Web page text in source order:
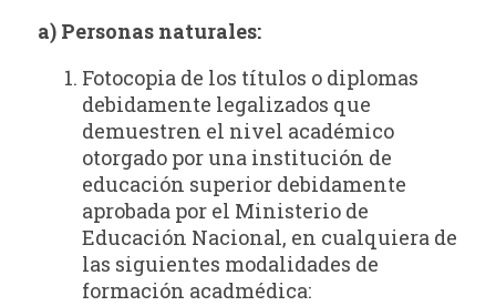
a) Personas naturales:
Fotocopia de los títulos o diplomas
debidamente legalizados que
demuestren el nivel académico
otorgado por una institución de
educación superior debidamente
aprobada por el Ministerio de
Educación Nacional, en cualquiera de
las siguientes modalidades de
formación acadmédica: